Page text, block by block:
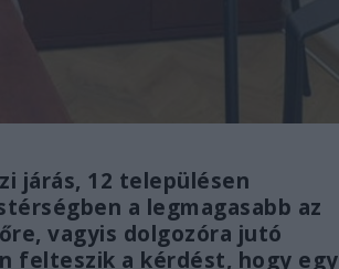
járás, 12 településen
a legmagasabb az
vagyis dolgozóra jutó
felteszik a kérdést, hogy egy